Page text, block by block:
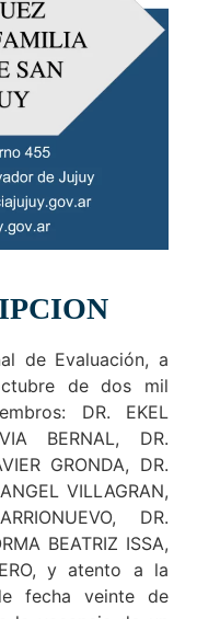
de Evaluación, a
de dos mil
DR. EKEL
BERNAL, DR.
GRONDA, DR.
VILLAGRAN,
DR.
BEATRIZ ISSA,
y atento a la
fecha veinte de